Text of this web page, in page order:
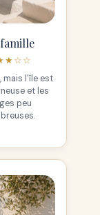
mais l'île est
et les
peu